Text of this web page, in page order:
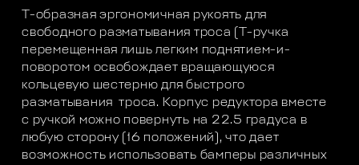
Т-образная эргономичная рукоять для
свободного разматывания троса (T-ручка
перемещенная лишь легким поднятием-и-
поворотом освобождает вращающуюся
кольцевую шестерню для быстрого
разматывания троса. Корпус редуктора вместе
с ручкой можно повернуть на 22.5 градуса в
любую сторону (16 положений), что дает
возможность использовать бамперы различных